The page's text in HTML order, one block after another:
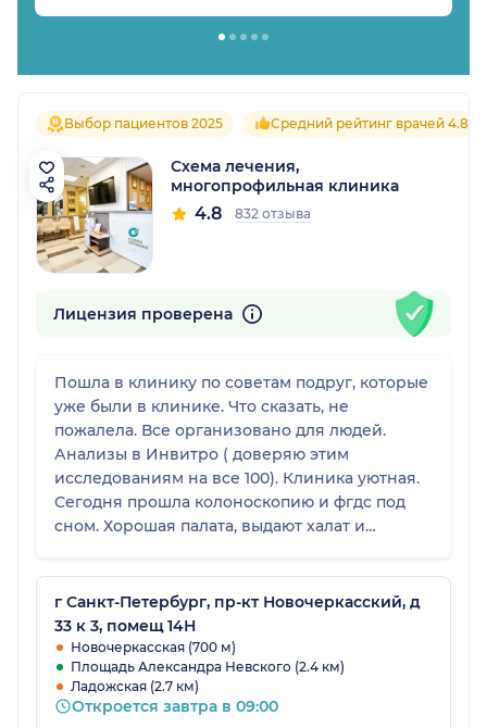
Выбор пациентов 2025 Средний рейтинг врачей 4.8
Схема лечения,
многопрофильная клиника
4.8 832 отзыва
Лицензия проверена
Пошла в клинику по советам подруг, которые
уже были в клинике. Что сказать, не
пожалела. Все организовано для людей.
Анализы в Инвитро ( доверяю этим
исследованиям на все 100). Клиника уютная.
Сегодня прошла колоноскопию и фгдс под
сном. Хорошая палата, выдают халат и
качественно. Очень слаженная бригада. И
самое главное: огромная благодарность
анестизиологам за их терпение и труд, у
меня проблемы огромные с венами, но они
терпеливо искали и нашли‼️благодарна и
приятной девушке доктору, которая провела
процедуру на "5" баллов. Всем спасибо‼️
г Санкт-Петербург, пр-кт Новочеркасский, д
33 к 3, помещ 14Н
Новочеркасская (700 м)
Площадь Александра Невского (2.4 км)
Ладожская (2.7 км)
Откроется завтра в 09:00